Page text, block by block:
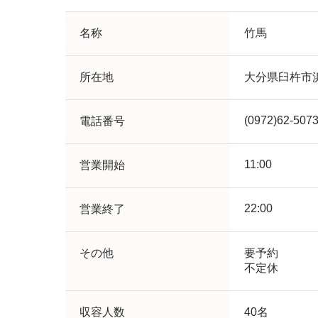
名称 竹馬
所在地 大分県臼杵市
電話番号 (0972)62-5073
営業開始 11:00
営業終了 22:00
その他
要予約
不定休
収容人数 40名